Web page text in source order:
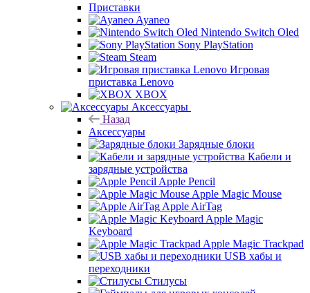
Приставки
Ayaneo
Nintendo Switch Oled
Sony PlayStation
Steam
Игровая
приставка Lenovo
XBOX
Аксессуары
Назад
Аксессуары
Зарядные блоки
Кабели и
зарядные устройства
Apple Pencil
Apple Magic Mouse
Apple AirTag
Apple Magic
Keyboard
Apple Magic Trackpad
USB хабы и
переходники
Стилусы